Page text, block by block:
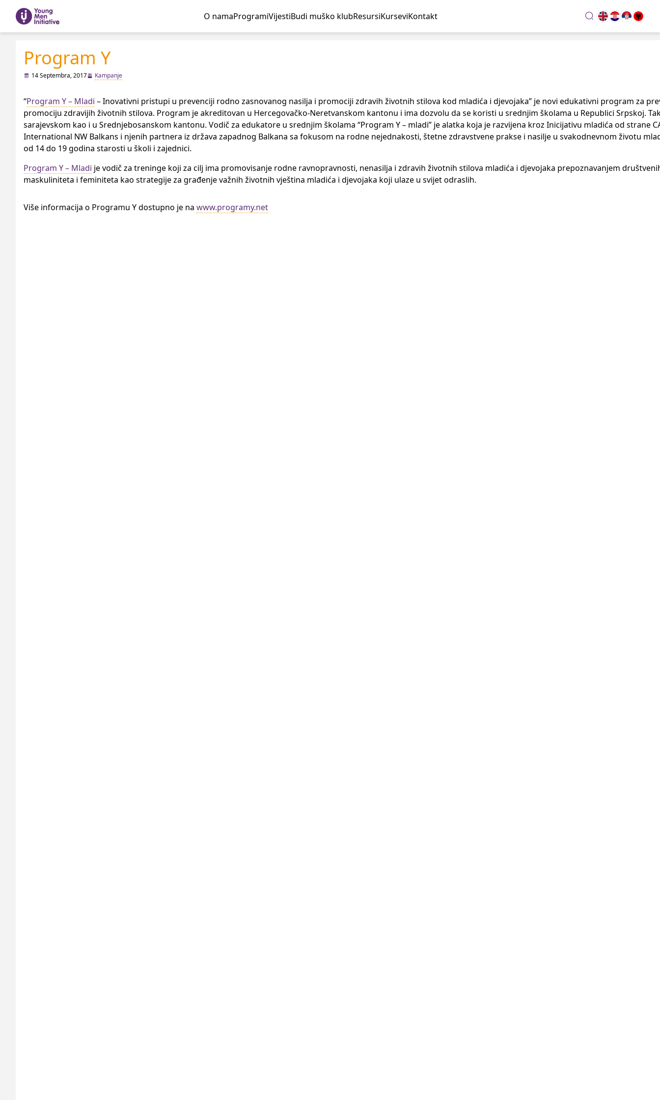
O namaProgramiVijestiBudi muško klubResursiKurseviKontakt search
Program Y
14 Septembra, 2017 Kampanje
“Program Y – Mladi – Inovativni pristupi u prevenciji rodno zasnovanog nasilja i promociji zdravih životnih stilova kod mladića i djevojaka” je novi edukativni program za
promociju zdravijih životnih stilova. Program je akreditovan u Hercegovačko-Neretvanskom kantonu i ima dozvolu da se koristi u srednjim školama u Republici Srpskoj.
sarajevskom kao i u Srednjebosanskom kantonu. Vodič za edukatore u srednjim školama “Program Y – mladi” je alatka koja je razvijena kroz Inicijativu mladića od strane
International NW Balkans i njenih partnera iz država zapadnog Balkana sa fokusom na rodne nejednakosti, štetne zdravstvene prakse i nasilje u svakodnevnom životu
od 14 do 19 godina starosti u školi i zajednici.
Program Y – Mladi je vodič za treninge koji za cilj ima promovisanje rodne ravnopravnosti, nenasilja i zdravih životnih stilova mladića i djevojaka prepoznavanjem
maskuliniteta i feminiteta kao strategije za građenje važnih životnih vještina mladića i djevojaka koji ulaze u svijet odraslih.
Više informacija o Programu Y dostupno je na www.programy.net